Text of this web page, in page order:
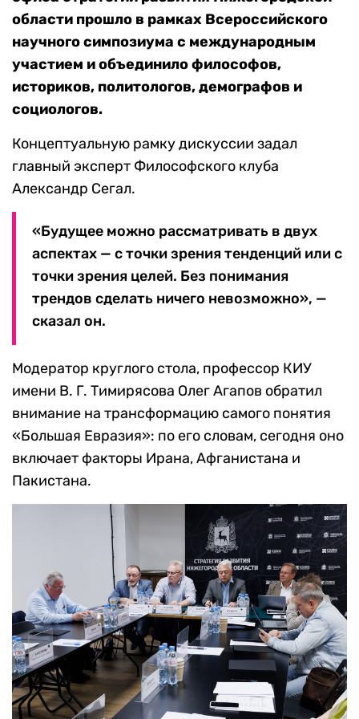
области прошло в рамках Всероссийского
научного симпозиума с международным
участием и объединило философов,
историков, политологов, демографов и
социологов.
Концептуальную рамку дискуссии задал
главный эксперт Философского клуба
Александр Сегал.
«Будущее можно рассматривать в двух
аспектах — с точки зрения тенденций или с
точки зрения целей. Без понимания
трендов сделать ничего невозможно», —
сказал он.
Модератор круглого стола, профессор КИУ
имени В. Г. Тимирясова Олег Агапов обратил
внимание на трансформацию самого понятия
«Большая Евразия»: по его словам, сегодня оно
включает факторы Ирана, Афганистана и
Пакистана.